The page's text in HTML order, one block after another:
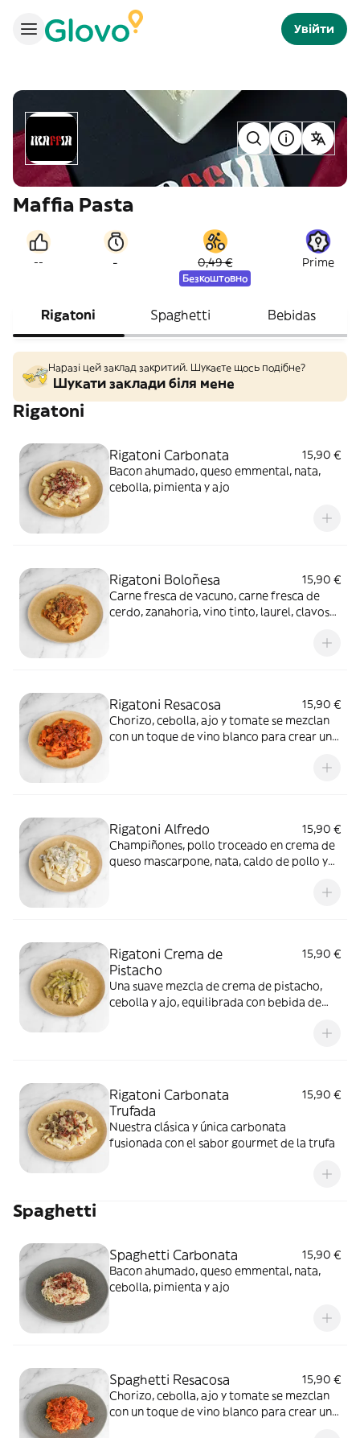
Увійти
Maffia Pasta
-- - 0,49 €
Безкоштовно
Prime
Rigatoni Spaghetti Bebidas
Наразі цей заклад закритий. Шукаєте щось подібне?
Шукати заклади біля мене
Rigatoni
Rigatoni Carbonata
15,90 €
Bacon ahumado, queso emmental, nata,
cebolla, pimienta y ajo
Rigatoni Boloñesa
15,90 €
Carne fresca de vacuno, carne fresca de
cerdo, zanahoria, vino tinto, laurel, clavos
Rigatoni Resacosa
15,90 €
Chorizo, cebolla, ajo y tomate se mezclan
con un toque de vino blanco para crear una
Rigatoni Alfredo
15,90 €
Champiñones, pollo troceado en crema de
queso mascarpone, nata, caldo de pollo y
Rigatoni Crema de
Pistacho
15,90 €
Una suave mezcla de crema de pistacho,
cebolla y ajo, equilibrada con bebida de
Rigatoni Carbonata
Trufada
15,90 €
Nuestra clásica y única carbonata
fusionada con el sabor gourmet de la trufa
Spaghetti
Spaghetti Carbonata
15,90 €
Bacon ahumado, queso emmental, nata,
cebolla, pimienta y ajo
Spaghetti Resacosa
15,90 €
Chorizo, cebolla, ajo y tomate se mezclan
con un toque de vino blanco para crear una